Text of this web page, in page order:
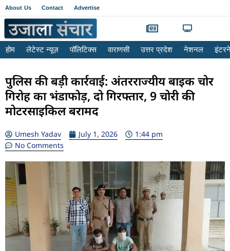
About Us Contact Advertise
होम लेटेस्ट न्यूज़ पॉलिटिक्स वाराणसी उत्तर प्रदेश नेशनल
पुलिस की बड़ी कार्रवाई: अंतरराज्यीय बाइक चोर
गिरोह का भंडाफोड़, दो गिरफ्तार, 9 चोरी की
मोटरसाइकिल बरामद
Umesh Yadav July 1, 2026
1:44 pm
No Comments